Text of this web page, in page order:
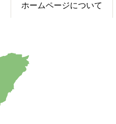
ホームページについて